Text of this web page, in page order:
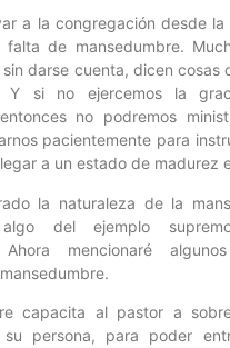
a la congregación desde la
de mansedumbre.
darse cuenta, dicen cosas
Y si no ejercemos la
no podremos
pacientemente para
a un estado de madurez
la naturaleza de la
del ejemplo
Ahora mencionaré
capacita al pastor a
persona, para poder